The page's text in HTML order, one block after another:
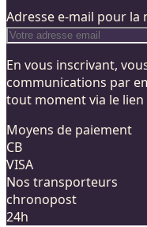
Adresse e-mail pour la
En vous inscrivant,
communications par
tout moment via le
Moyens de paiement
CB
VISA
Nos transporteurs
chronopost
24h